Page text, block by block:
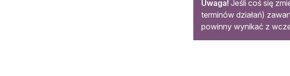
Uwaga! Jeśli coś się
terminów działań)
powinny wynikać z